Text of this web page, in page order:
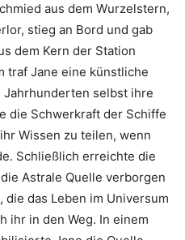
aus dem Wurzelstern,
stieg an Bord und gab
dem Kern der Station
traf Jane eine künstliche
selbst ihre
die Schwerkraft der Schiffe
Wissen zu teilen, wenn
Schließlich erreichte die
Astrale Quelle verborgen
die das Leben im Universum
ihr in den Weg. In einem